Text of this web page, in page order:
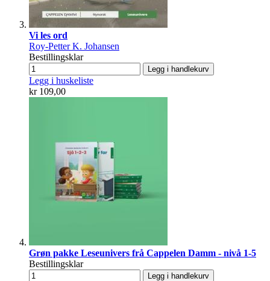
Vi les ord
Roy-Petter K. Johansen
Bestillingsklar
Legg i handlekurv
Legg i huskeliste
kr 109,00
Grøn pakke Leseunivers frå Cappelen Damm - nivå 1-5
Bestillingsklar
Legg i handlekurv